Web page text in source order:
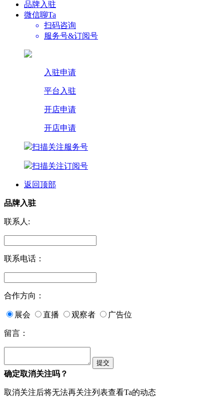
品牌入驻
微信聊Ta
扫码咨询
服务号&订阅号
入驻申请
平台入驻
开店申请
开店申请
扫描关注服务号
扫描关注订阅号
返回顶部
品牌入驻
联系人:
联系电话：
合作方向：
展会 直播 观察者 广告位
留言：
确定取消关注吗？
取消关注后将无法再关注列表查看Ta的动态